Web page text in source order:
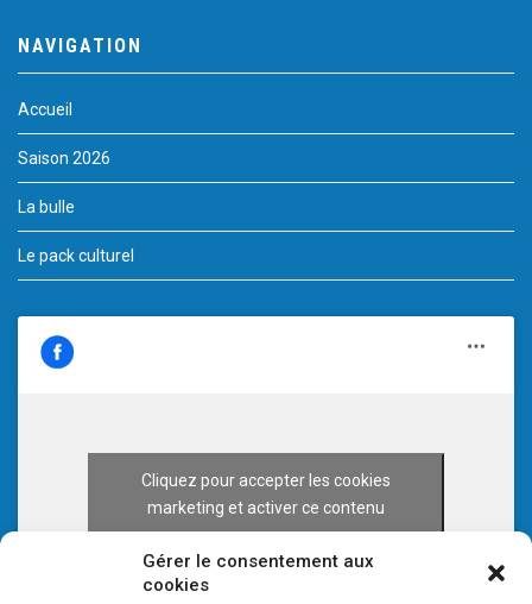
Gérer le consentement aux
cookies
NAVIGATION
Accueil
Saison 2026
La bulle
Le pack culturel
Cliquez pour accepter les cookies
marketing et activer ce contenu